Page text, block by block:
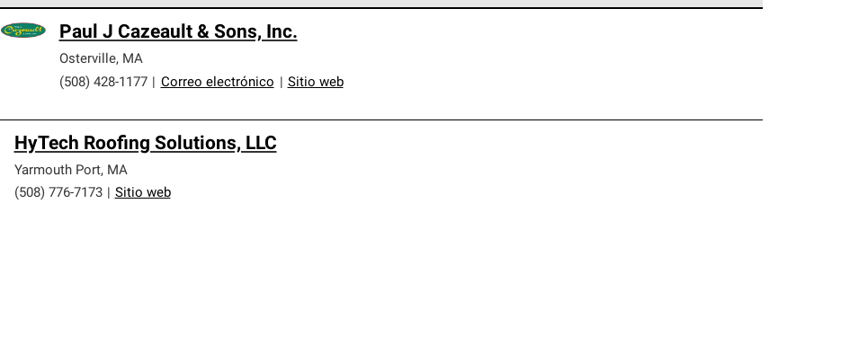
cumplen con altos estándares y requisitos estrictos de profesionalismo y confiabilidad.
Paul J Cazeault & Sons, Inc.
Osterville, MA
(508) 428-1177
Correo electrónico Sitio web
HyTech Roofing Solutions, LLC
Yarmouth Port, MA
(508) 776-7173
Sitio web